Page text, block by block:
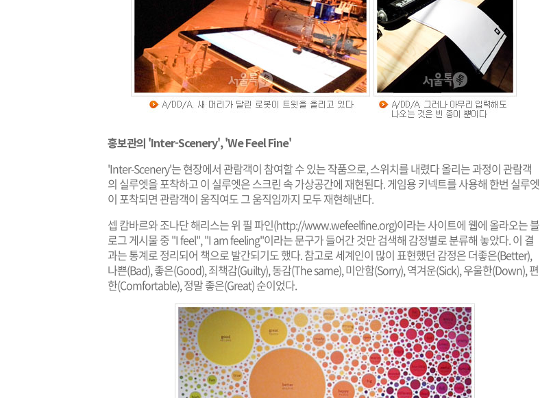
홍보관의 'Inter-Scenery', 'We Feel Fine'
'Inter-Scenery'는 현장에서 관람객이 참여할 수 있는 작품으로, 스위치를 내렸다 올리는 과정이 관람객
의 실루엣을 포착하고 이 실루엣은 스크린 속 가상공간에 재현된다. 게임용 키넥트를 사용해 한번 실루엣
이 포착되면 관람객이 움직여도 그 움직임까지 모두 재현해낸다.
셉 캄바르와 조나단 해리스는 위 필 파인(http://www.wefeelfine.org)이라는 사이트에 웹에 올라오는 블
로그 게시물 중 "I feel", "I am feeling"이라는 문구가 들어간 것만 검색해 감정별로 분류해 놓았다. 이 결
과는 통계로 정리되어 책으로 발간되기도 했다. 참고로 세계인이 많이 표현했던 감정은 더좋은(Better),
나쁜(Bad), 좋은(Good), 죄책감(Guilty), 동감(The same), 미안함(Sorry), 역겨운(Sick), 우울한(Down), 편
한(Comfortable), 정말 좋은(Great) 순이었다.